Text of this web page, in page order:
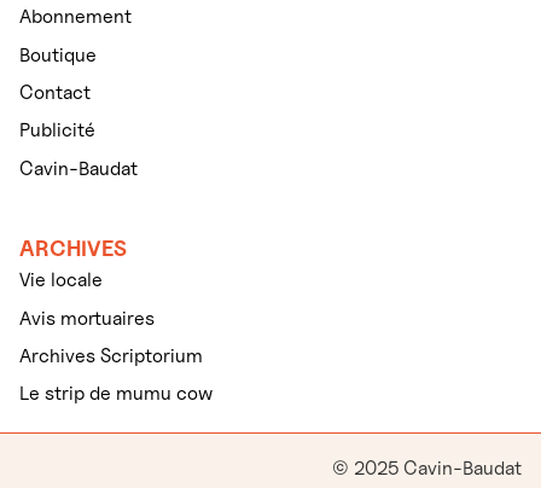
Abonnement
Boutique
Contact
Publicité
Cavin-Baudat
ARCHIVES
Vie locale
Avis mortuaires
Archives Scriptorium
Le strip de mumu cow
© 2025 Cavin-Baudat